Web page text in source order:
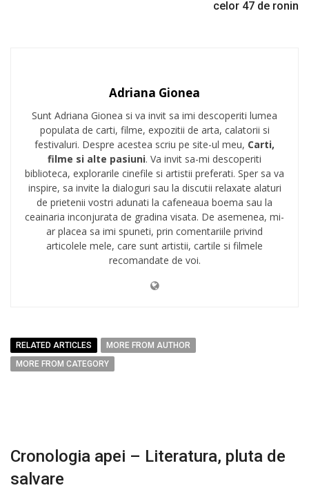
celor 47 de ronin
Adriana Gionea
Sunt Adriana Gionea si va invit sa imi descoperiti lumea
populata de carti, filme, expozitii de arta, calatorii si
festivaluri. Despre acestea scriu pe site-ul meu, Carti,
filme si alte pasiuni. Va invit sa-mi descoperiti
biblioteca, explorarile cinefile si artistii preferati. Sper sa va
inspire, sa invite la dialoguri sau la discutii relaxate alaturi
de prietenii vostri adunati la cafeneaua boema sau la
ceainaria inconjurata de gradina visata. De asemenea, mi-
ar placea sa imi spuneti, prin comentariile privind
articolele mele, care sunt artistii, cartile si filmele
recomandate de voi.
RELATED ARTICLES
MORE FROM AUTHOR
MORE FROM CATEGORY
Cronologia apei – Literatura, pluta de
salvare